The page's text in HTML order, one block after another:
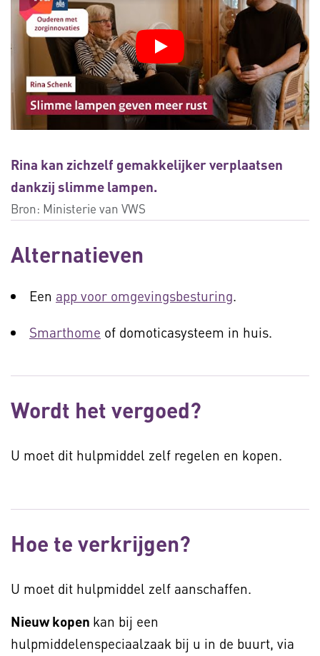
Rina kan zichzelf gemakkelijker verplaatsen
dankzij slimme lampen.
Bron: Ministerie van VWS
Alternatieven
Een app voor omgevingsbesturing.
Smarthome of domoticasysteem in huis.
Wordt het vergoed?
U moet dit hulpmiddel zelf regelen en kopen.
Hoe te verkrijgen?
U moet dit hulpmiddel zelf aanschaffen.
Nieuw kopen kan bij een
hulpmiddelenspeciaalzaak bij u in de buurt, via